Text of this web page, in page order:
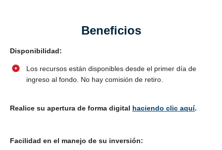
Beneficios
Disponibilidad:
Los recursos están disponibles desde el primer día de
ingreso al fondo. No hay comisión de retiro.
Realice su apertura de forma digital haciendo clic aquí.
Facilidad en el manejo de su inversión: